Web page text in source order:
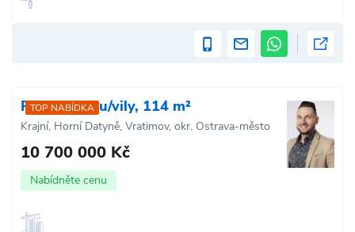
TOP NABÍDKA
Prodej domu/vily, 114 m²
Krajní, Horní Datyně, Vratimov, okr. Ostrava-město
10 700 000 Kč
Nabídněte cenu